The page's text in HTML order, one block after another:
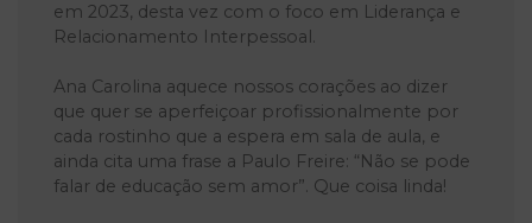
em 2023, desta vez com o foco em Liderança e
Relacionamento Interpessoal.
Ana Carolina aquece nossos corações ao dizer
que quer se aperfeiçoar profissionalmente por
cada rostinho que a espera em sala de aula, e
ainda cita uma frase a Paulo Freire: “Não se pode
falar de educação sem amor”. Que coisa linda!